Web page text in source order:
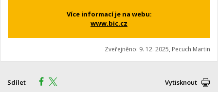
Více informací je na webu:
www.bic.cz
Zveřejněno: 9. 12. 2025, Pecuch Martin
Sdílet Vytisknout